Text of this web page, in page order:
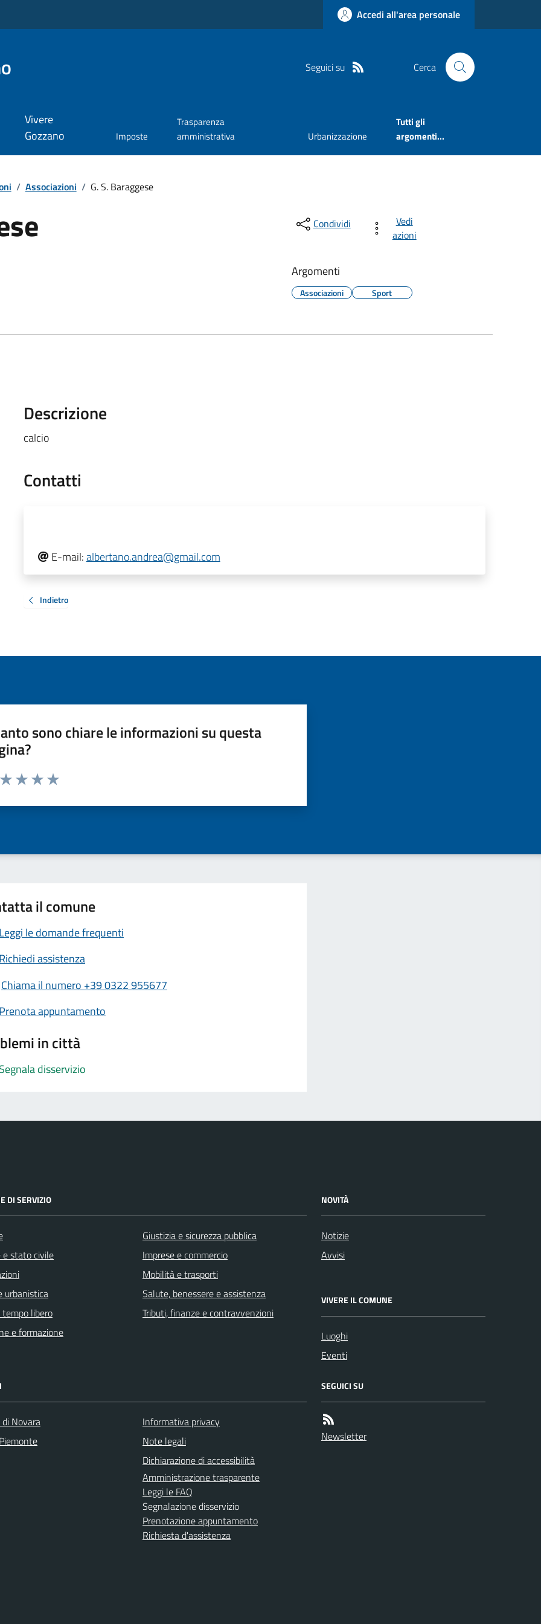
Accedi all'area personale
Seguici su Cerca
Vivere
Gozzano
Imposte
Trasparenza
amministrativa
Urbanizzazione
Tutti gli
argomenti...
/ Associazioni / G. S. Baraggese
Condividi
Vedi
azioni
Argomenti
Associazioni Sport
Descrizione
calcio
Contatti
E-mail:albertano.andrea@gmail.com
Indietro
sono chiare le informazioni su questa
da 1 a 5 stelle la pagina
il comune
Leggi le domande frequenti
Richiedi assistenza
Chiama il numero +39 0322 955677
Prenota appuntamento
in città
Segnala disservizio
DI SERVIZIO
e stato civile
urbanistica
libero
e formazione
Giustizia e sicurezza pubblica
Imprese e commercio
Mobilità e trasporti
Salute, benessere e assistenza
Tributi, finanze e contravvenzioni
NOVITÀ
Notizie
Avvisi
VIVERE IL COMUNE
Luoghi
Eventi
Novara
Informativa privacy
Note legali
Dichiarazione di accessibilità
Amministrazione trasparente
Leggi le FAQ
Segnalazione disservizio
Prenotazione appuntamento
Richiesta d'assistenza
SEGUICI SU
Newsletter